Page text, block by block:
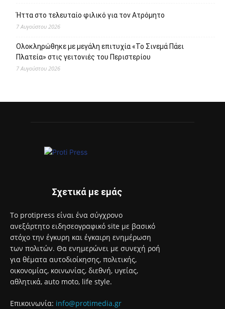
Ήττα στο τελευταίο φιλικό για τον Ατρόμητο
7 Αυγούστου 2026
Ολοκληρώθηκε με μεγάλη επιτυχία «Το Σινεμά Πάει
Πλατεία» στις γειτονιές του Περιστερίου
7 Αυγούστου 2026
Σχετικά με εμάς
Το protipress είναι ένα σύγχρονο
ανεξάρτητο ειδησεογραφικό site με βασικό
στόχο την έγκυρη και έγκαιρη ενημέρωση
των πολιτών. Θα ενημερώνει με συνεχή ροή
για θέματα αυτοδιοίκησης, πολιτικής,
οικονομίας, κοινωνίας, διεθνή, υγείας,
αθλητικά, auto moto, life style.
Επικοινωνία: info@protimedia.gr